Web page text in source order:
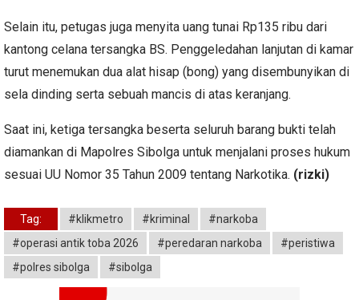
Selain itu, petugas juga menyita uang tunai Rp135 ribu dari
kantong celana tersangka BS. Penggeledahan lanjutan di kamar
turut menemukan dua alat hisap (bong) yang disembunyikan di
sela dinding serta sebuah mancis di atas keranjang.
Saat ini, ketiga tersangka beserta seluruh barang bukti telah
diamankan di Mapolres Sibolga untuk menjalani proses hukum
sesuai UU Nomor 35 Tahun 2009 tentang Narkotika. (rizki)
Tag: #klikmetro #kriminal
#narkoba
#operasi antik toba 2026
#peredaran narkoba
#peristiwa
#polres sibolga
#sibolga